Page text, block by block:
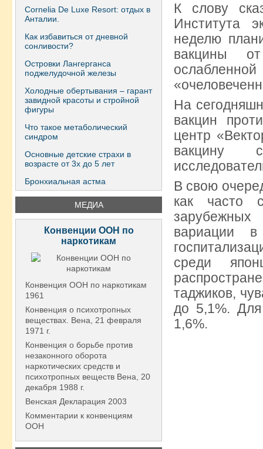
Сornelia De Luxe Resort: отдых в
Анталии.
Как избавиться от дневной
сонливости?
Островки Лангерганса
поджелудочной железы
Холодные обертывания – гарант
завидной красоты и стройной
фигуры
Что такое метаболический
синдром
Основные детские страхи в
возрасте от 3х до 5 лет
Бронхиальная астма
МЕДИА
Конвенции ООН по
наркотикам
Конвенция ООН по наркотикам
1961
Конвенция о психотропных
веществах. Вена, 21 февраля
1971 г.
Конвенция о борьбе против
незаконного оборота
наркотических средств и
психотропных веществ Вена, 20
декабря 1988 г.
Венская Декларация 2003
Комментарии к конвенциям
ООН
К слову
Института
неделю
вакцины
На
вакцин
центр
вакцину
В свою
как часто
вариации
среди
таджиков,
до 5,1%. Для
1,6%.